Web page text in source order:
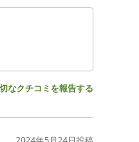
なクチコミを報告する